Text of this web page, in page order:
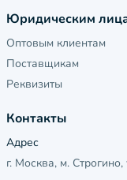
Юридическим
Оптовым клиентам
Поставщикам
Реквизиты
Контакты
Адрес
г. Москва, м.